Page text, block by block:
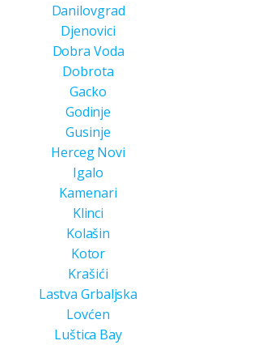
Danilovgrad
Djenovici
Dobra Voda
Dobrota
Gacko
Godinje
Gusinje
Herceg Novi
Igalo
Kamenari
Klinci
Kolašin
Kotor
Krašići
Lastva Grbaljska
Lovćen
Luštica Bay